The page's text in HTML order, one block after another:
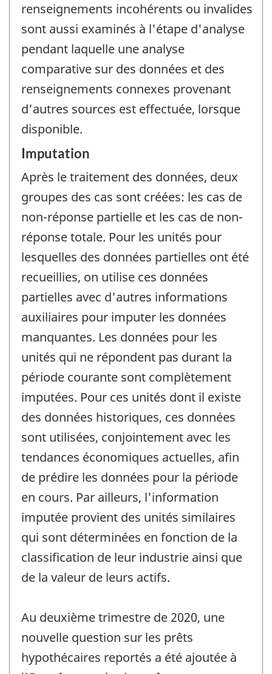
renseignements incohérents ou invalides
sont aussi examinés à l'étape d'analyse
pendant laquelle une analyse
comparative sur des données et des
renseignements connexes provenant
d'autres sources est effectuée, lorsque
disponible.
Imputation
Après le traitement des données, deux
groupes des cas sont créées: les cas de
non-réponse partielle et les cas de non-
réponse totale. Pour les unités pour
lesquelles des données partielles ont été
recueillies, on utilise ces données
partielles avec d'autres informations
auxiliaires pour imputer les données
manquantes. Les données pour les
unités qui ne répondent pas durant la
période courante sont complètement
imputées. Pour ces unités dont il existe
des données historiques, ces données
sont utilisées, conjointement avec les
tendances économiques actuelles, afin
de prédire les données pour la période
en cours. Par ailleurs, l'information
imputée provient des unités similaires
qui sont déterminées en fonction de la
classification de leur industrie ainsi que
de la valeur de leurs actifs.
Au deuxième trimestre de 2020, une
nouvelle question sur les prêts
hypothécaires reportés a été ajoutée à